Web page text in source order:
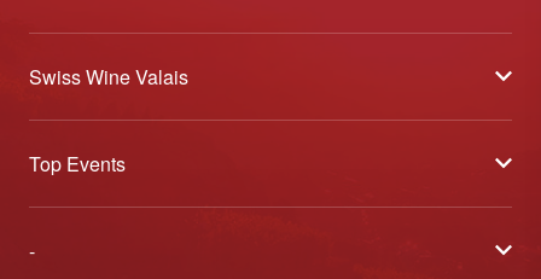
Swiss Wine Valais
Über uns
Allgemeine Geschäftsbedingungen
Top Events
Offene Weinkeller
Tavolata
-